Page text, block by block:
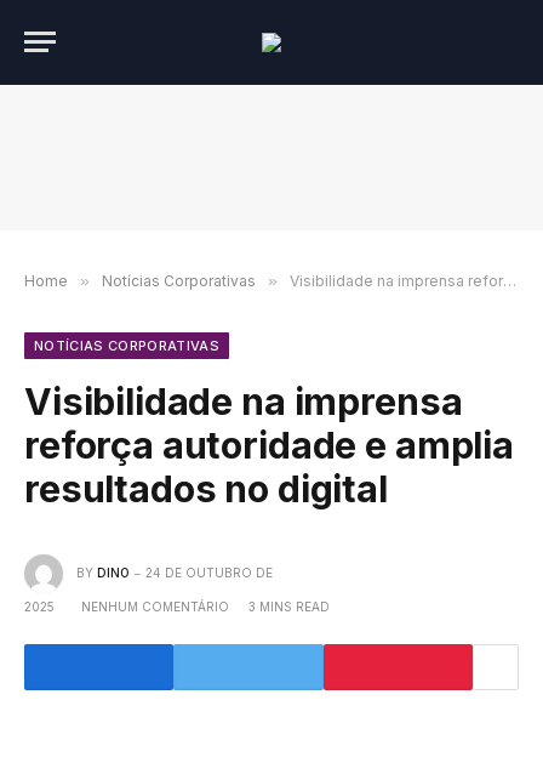
Home » Notícias Corporativas » Visibilidade na imprensa reforça autoridade e amplia resultados no digital
NOTÍCIAS CORPORATIVAS
Visibilidade na imprensa
reforça autoridade e amplia
resultados no digital
BY DINO 24 DE OUTUBRO DE
2025 NENHUM COMENTÁRIO 3 MINS READ